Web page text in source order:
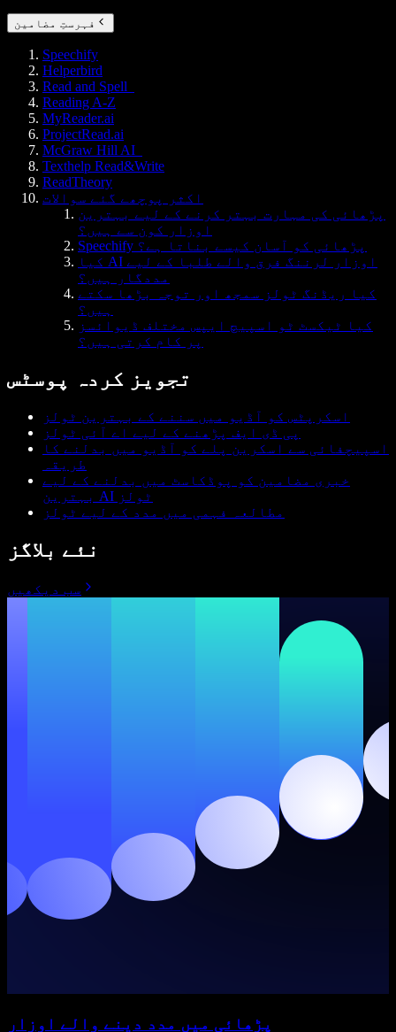
فہرستِ مضامین
Speechify
Helperbird
Read and Spell
Reading A-Z
MyReader.ai
ProjectRead.ai
McGraw Hill AI
Texthelp Read&Write
ReadTheory
اکثر پوچھے گئے سوالات
پڑھائی کی مہارت بہتر کرنے کے لیے بہترین
اوزار کون سے ہیں؟
Speechify پڑھائی کو آسان کیسے بناتا ہے؟
کیا AI اوزار لرننگ فرق والے طلبا کے لیے
مددگار ہیں؟
کیا ریڈنگ ٹولز سمجھ اور توجہ بڑھا سکتے
ہیں؟
کیا ٹیکسٹ ٹو اسپیچ ایپس مختلف ڈیوائسز
پر کام کرتی ہیں؟
تجویز کردہ پوسٹس
اسکرپٹس کو آڈیو میں سننے کے بہترین ٹولز
پی ڈی ایف پڑھنے کے لیے اے آئی ٹولز
اسپیچفائی سے اسکرین پلے کو آڈیو میں بدلنے کا
طریقہ
خبری مضامین کو پوڈکاسٹ میں بدلنے کے لیے
بہترین AI ٹولز
مطالعہ فہمی میں مدد کے لیے ٹولز
نئے بلاگز
سب دیکھیں
پڑھائی میں مدد دینے والے اوزار